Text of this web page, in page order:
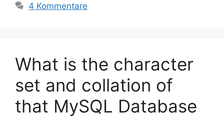
4 Kommentare
What is the character
set and collation of
that MySQL Database